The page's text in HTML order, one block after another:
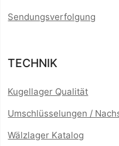
Sendungsverfolgung
TECHNIK
Kugellager Qualität
Umschlüsselungen /
Wälzlager Katalog